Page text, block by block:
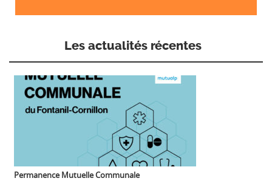
Les actualités récentes
Permanence Mutuelle Communale